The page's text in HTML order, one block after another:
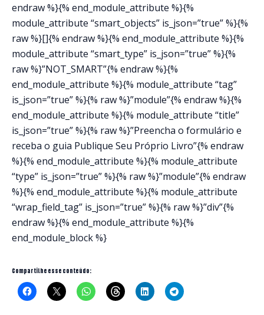
endraw %}{% end_module_attribute %}{%
module_attribute “smart_objects” is_json=”true” %}{%
raw %}[]{% endraw %}{% end_module_attribute %}{%
module_attribute “smart_type” is_json=”true” %}{%
raw %}”NOT_SMART”{% endraw %}{%
end_module_attribute %}{% module_attribute “tag”
is_json=”true” %}{% raw %}”module”{% endraw %}{%
end_module_attribute %}{% module_attribute “title”
is_json=”true” %}{% raw %}”Preencha o formulário e
receba o guia Publique Seu Próprio Livro”{% endraw
%}{% end_module_attribute %}{% module_attribute
“type” is_json=”true” %}{% raw %}”module”{% endraw
%}{% end_module_attribute %}{% module_attribute
“wrap_field_tag” is_json=”true” %}{% raw %}”div”{%
endraw %}{% end_module_attribute %}{%
end_module_block %}
Compartilhe esse conteúdo: